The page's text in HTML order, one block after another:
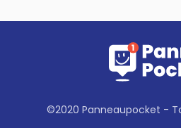
©2020 Panneaupocket -